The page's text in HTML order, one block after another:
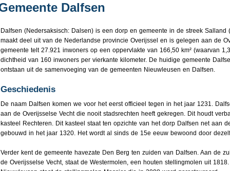
Dalfsen
Dalfsen (Nedersaksisch: Dalsen) is een dorp en gemeente in de streek Salland
maakt deel uit van de Nederlandse provincie Overijssel en is gelegen aan de
gemeente telt 27.921 inwoners op een oppervlakte van 166,50 km² (waarvan
dichtheid van 160 inwoners per vierkante kilometer. De huidige gemeente
ontstaan uit de samenvoeging van de gemeenten Nieuwleusen en Dalfsen.
Geschiedenis
De naam Dalfsen komen we voor het eerst officieel tegen in het jaar 1231.
aan de Overijsselse Vecht die nooit stadsrechten heeft gekregen. Dit houdt
kasteel Rechteren. Dit kasteel staat ten opzichte van het dorp Dalfsen net aan
gebouwd in het jaar 1320. Het wordt al sinds de 15e eeuw bewoond door
Verder kent de gemeente havezate Den Berg ten zuiden van Dalfsen. Aan de
de Overijsselse Vecht, staat de Westermolen, een houten stellingmolen uit